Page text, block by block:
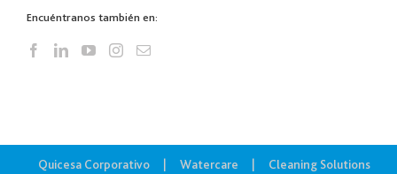
Encuéntranos también en:
Quicesa Corporativo Watercare Cleaning Solutions